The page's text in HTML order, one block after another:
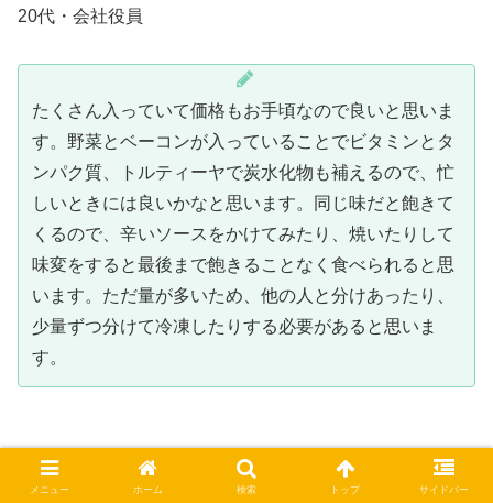
20代・会社役員
たくさん入っていて価格もお手頃なので良いと思いま
す。野菜とベーコンが入っていることでビタミンとタ
ンパク質、トルティーヤで炭水化物も補えるので、忙
しいときには良いかなと思います。同じ味だと飽きて
くるので、辛いソースをかけてみたり、焼いたりして
味変をすると最後まで飽きることなく食べられると思
います。ただ量が多いため、他の人と分けあったり、
少量ずつ分けて冷凍したりする必要があると思いま
す。
メニュー ホーム 検索 トップ サイドバー